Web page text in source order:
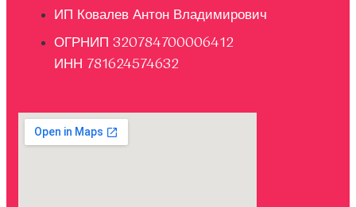
ИП Ковалев Антон Владимирович
ОГРНИП 320784700006412
ИНН 781624574632